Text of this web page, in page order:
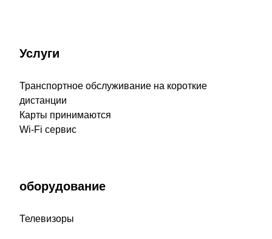
Услуги
Транспортное обслуживание на короткие
дистанции
Карты принимаются
Wi-Fi сервис
оборудование
Телевизоры